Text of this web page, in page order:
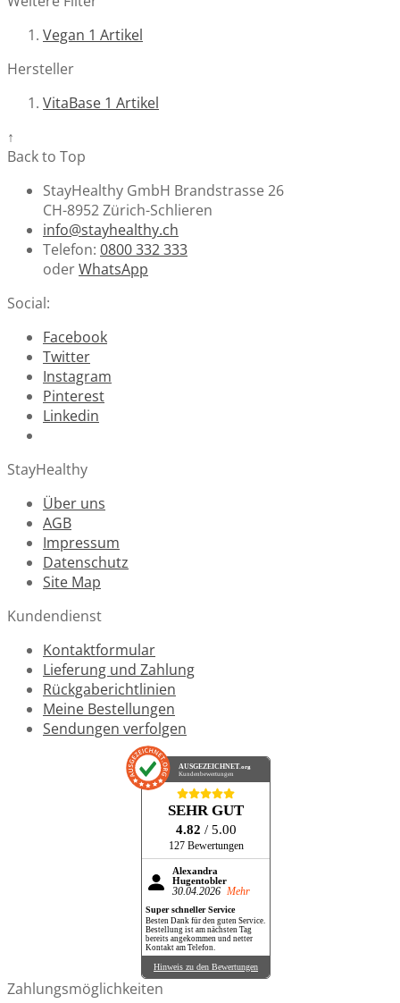
Vegan 1 Artikel
Hersteller
VitaBase 1 Artikel
↑
Back to Top
StayHealthy GmbH Brandstrasse 26
CH-8952 Zürich-Schlieren
info@stayhealthy.ch
Telefon: 0800 332 333
oderWhatsApp
Social:
Facebook
Twitter
Instagram
Pinterest
Linkedin
StayHealthy
Über uns
AGB
Impressum
Datenschutz
Site Map
Kundendienst
Kontaktformular
Lieferung und Zahlung
Rückgaberichtlinien
Meine Bestellungen
Sendungen verfolgen
AUSGEZEICHNET .org
Kundenbewertungen
SEHR GUT
4.82 / 5.00
127 Bewertungen
Alexandra
Hugentobler
30.04.2026 Mehr
Super schneller Service
Besten Dank für den guten Service.
Bestellung ist am nächsten Tag
bereits angekommen und netter
Kontakt am Telefon.
Hinweis zu den Bewertungen
Zahlungsmöglichkeiten